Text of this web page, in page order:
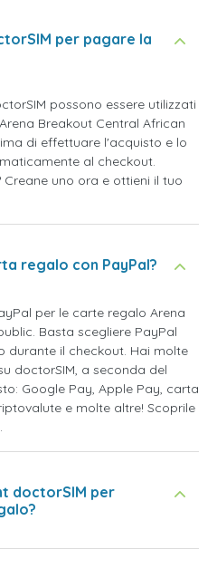
per pagare la
possono essere utilizzati
Breakout Central African
di effettuare l'acquisto e lo
al checkout.
uno ora e ottieni il tuo
regalo con PayPal?
per le carte regalo Arena
Basta scegliere PayPal
durante il checkout. Hai molte
doctorSIM, a seconda del
Google Pay, Apple Pay, carta
e molte altre! Scoprile
doctorSIM per